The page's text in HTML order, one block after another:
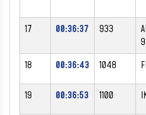
17 00:36:37 933
18
00:36:43 1048
19 00:36:53 1100